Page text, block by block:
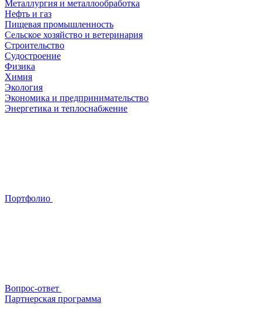
Металлургия и металлообработка
Нефть и газ
Пищевая промышленность
Сельское хозяйство и ветеринария
Строительство
Судостроение
Физика
Химия
Экология
Экономика и предпринимательство
Энергетика и теплоснабжение
Портфолио
Вопрос-ответ
Партнерская программа